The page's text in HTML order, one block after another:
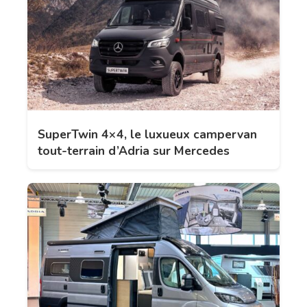
SuperTwin 4×4, le luxueux campervan
tout-terrain d’Adria sur Mercedes